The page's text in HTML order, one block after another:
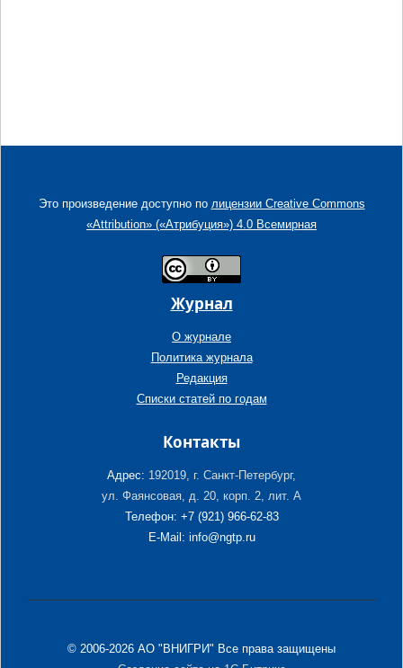
Это произведение доступно по лицензии Creative Commons
«Attribution» («Атрибуция») 4.0 Всемирная
Журнал
О журнале
Политика журнала
Редакция
Списки статей по годам
Контакты
Адрес: 192019, г. Санкт-Петербург,
ул. Фаянсовая, д. 20, корп. 2, лит. А
Телефон: +7 (921) 966-62-83
E-Mail: info@ngtp.ru
© 2006-2026 АО "ВНИГРИ" Все права защищены